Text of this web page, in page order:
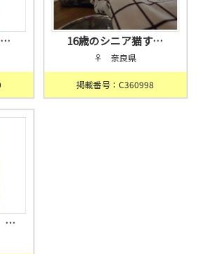
… 16歳のシニア猫す…
♀ 奈良県
掲載番号：C360998
…